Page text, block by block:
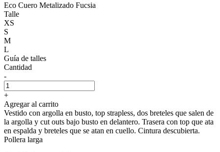
Eco Cuero Metalizado Fucsia
Talle
XS
S
M
L
Guía de talles
Cantidad
-
+
Agregar al carrito
Vestido con argolla en busto, top strapless, dos breteles que salen de
la argolla y cut outs bajo busto en delantero. Trasera con top que ata
en espalda y breteles que se atan en cuello. Cintura descubierta.
Pollera larga